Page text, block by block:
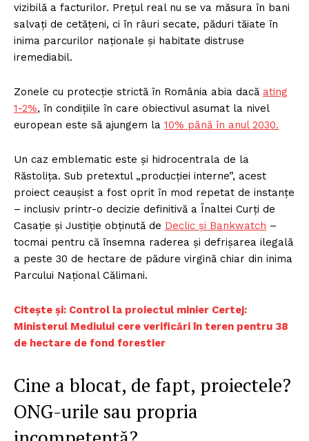
vizibilă a facturilor. Prețul real nu se va măsura în bani
salvați de cetățeni, ci în râuri secate, păduri tăiate în
inima parcurilor naționale și habitate distruse
iremediabil.
Zonele cu protecție strictă în România abia dacă ating
1-2%, în condițiile în care obiectivul asumat la nivel
european este să ajungem la 10% până în anul 2030.
Un caz emblematic este și hidrocentrala de la
Răstolița. Sub pretextul „producției interne”, acest
proiect ceaușist a fost oprit în mod repetat de instanțe
– inclusiv printr-o decizie definitivă a Înaltei Curți de
Casație și Justiție obținută de Declic și Bankwatch –
tocmai pentru că însemna raderea și defrișarea ilegală
a peste 30 de hectare de pădure virgină chiar din inima
Parcului Național Călimani.
Citește și: Control la proiectul minier Certej:
Ministerul Mediului cere verificări în teren pentru 38
de hectare de fond forestier
Cine a blocat, de fapt, proiectele?
ONG-urile sau propria